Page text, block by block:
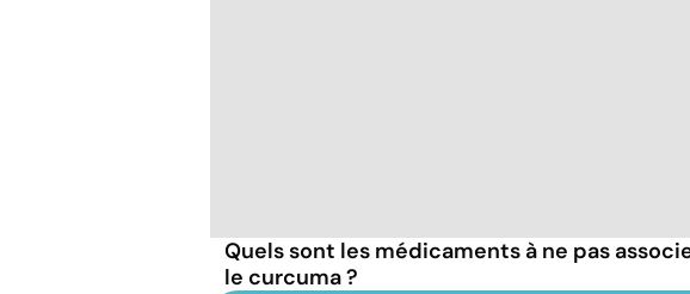
Quels sont les médicaments à ne pas
le curcuma ?